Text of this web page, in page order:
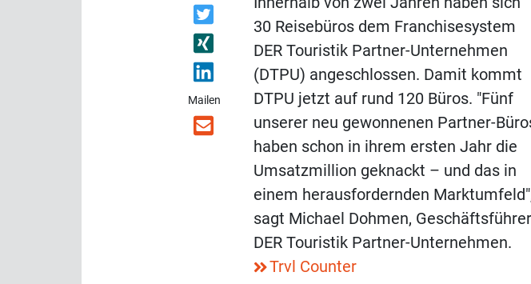
Mailen
30 Reisebüros dem Franchisesystem
DER Touristik Partner-Unternehmen
(DTPU) angeschlossen. Damit kommt
DTPU jetzt auf rund 120 Büros. "Fünf
unserer neu gewonnenen Partner-
haben schon in ihrem ersten Jahr die
Umsatzmillion geknackt – und das in
einem herausfordernden
sagt Michael Dohmen, Geschäftsführer
DER Touristik Partner-Unternehmen.
Trvl Counter